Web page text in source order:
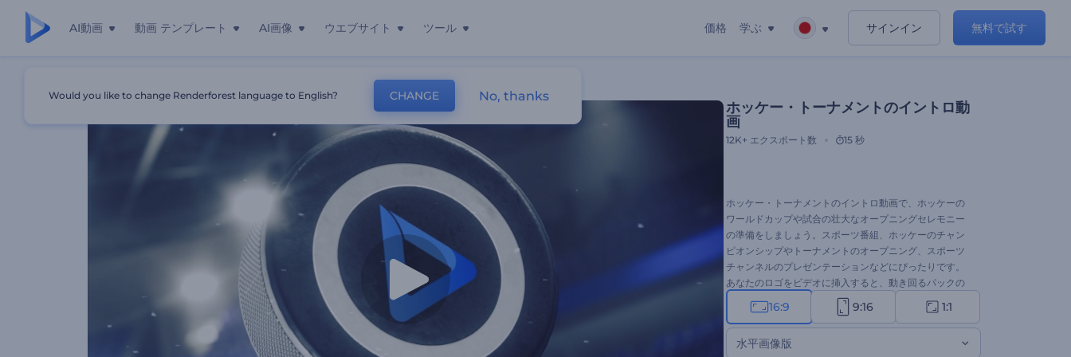
AI動画 動画 テンプレート AI画像 ウエブサイト ツール 価格 学ぶ サインイン 無料で試す
ホッケー・トーナメントのイントロ動
画
12K+ エクスポート数 15 秒
ホッケー・トーナメントのイントロ動画で、ホッケーの
ワールドカップや試合の壮大なオープニングセレモニー
の準備をしましょう。スポーツ番組、ホッケーのチャン
ピオンシップやトーナメントのオープニング、スポーツ
チャンネルのプレゼンテーションなどにぴったりです。
あなたのロゴをビデオに挿入すると、動き回るパックの
リアルな表面にロゴが浮かび上がります。ぜひお試しく
ださい。
16:9 9:16 1:1
水平画像版
Would you like to change Renderforest language to English? CHANGE No, thanks